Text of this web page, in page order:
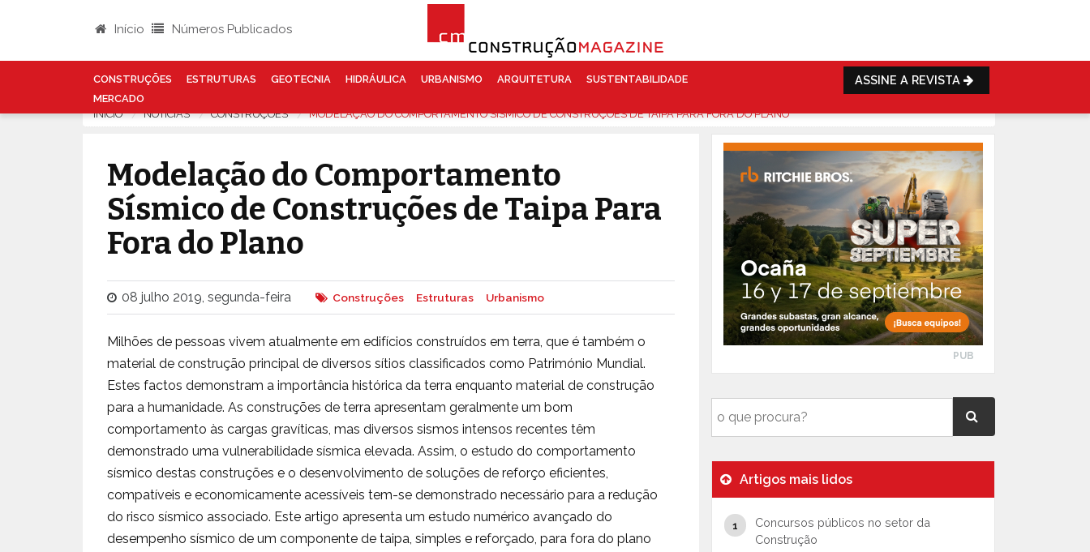
Início Números Publicados
CONSTRUÇÕES ESTRUTURAS GEOTECNIA HIDRÁULICA URBANISMO ARQUITETURA
SUSTENTABILIDADE
MERCADO
ASSINE A REVISTA
INÍCIO NOTÍCIAS CONSTRUÇÕES MODELAÇÃO DO COMPORTAMENTO SÍSMICO DE CONSTRUÇÕES DE TAIPA PARA FORA DO PLANO
Modelação do Comportamento
Sísmico de Construções de Taipa Para
Fora do Plano
08 julho 2019, segunda-feira Construções Estruturas Urbanismo
Milhões de pessoas vivem atualmente em edifícios construídos em terra, que é também o
material de construção principal de diversos sítios classificados como Património Mundial.
Estes factos demonstram a importância histórica da terra enquanto material de construção
para a humanidade. As construções de terra apresentam geralmente um bom
comportamento às cargas gravíticas, mas diversos sismos intensos recentes têm
demonstrado uma vulnerabilidade sísmica elevada. Assim, o estudo do comportamento
sísmico destas construções e o desenvolvimento de soluções de reforço eficientes,
compatíveis e economicamente acessíveis tem-se demonstrado necessário para a redução
do risco sísmico associado. Este artigo apresenta um estudo numérico avançado do
desempenho sísmico de um componente de taipa, simples e reforçado, para fora do plano
PUB
Artigos mais lidos
Concursos públicos no setor da
Construção